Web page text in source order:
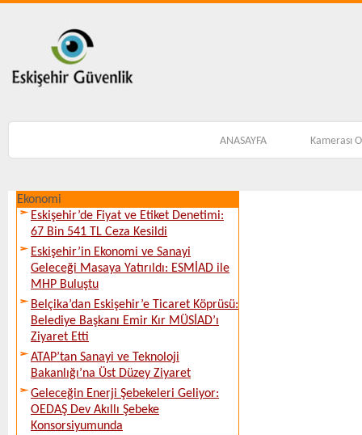
ANASAYFA Kamerası
Ekonomi
Eskişehir’de Fiyat ve Etiket Denetimi:
67 Bin 541 TL Ceza Kesildi
Eskişehir’in Ekonomi ve Sanayi
Geleceği Masaya Yatırıldı: ESMİAD ile
MHP Buluştu
Belçika’dan Eskişehir’e Ticaret Köprüsü:
Belediye Başkanı Emir Kır MÜSİAD’ı
Ziyaret Etti
ATAP’tan Sanayi ve Teknoloji
Bakanlığı’na Üst Düzey Ziyaret
Geleceğin Enerji Şebekeleri Geliyor:
OEDAŞ Dev Akıllı Şebeke
Konsorsiyumunda